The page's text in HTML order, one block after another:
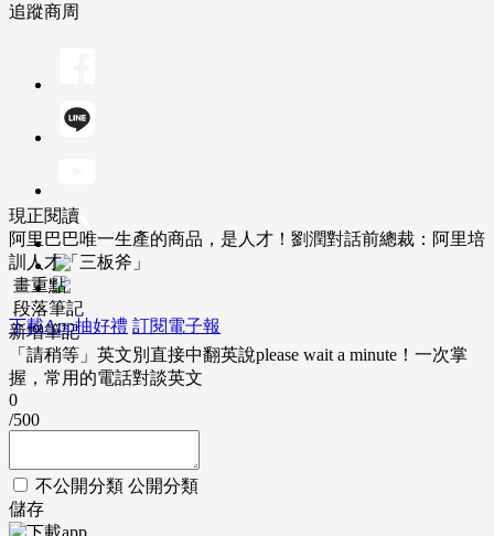
追蹤商周
下載App抽好禮 訂閱電子報
現正閱讀
阿里巴巴唯一生產的商品，是人才！劉潤對話前總裁：阿里培
訓人才「三板斧」
畫重點
段落筆記
新增筆記
「請稍等」英文別直接中翻英說please wait a minute！一次掌
握，常用的電話對談英文
0
/500
不公開分類 公開分類
儲存